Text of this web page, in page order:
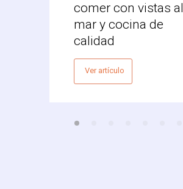
comer con vistas al
mar y cocina de
calidad
Ver artículo